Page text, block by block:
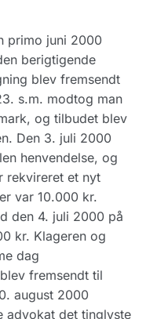
primo juni 2000
berigtigende
blev fremsendt
s.m. modtog man
og tilbudet blev
Den 3. juli 2000
henvendelse, og
rekvireret et nyt
var 10.000 kr.
den 4. juli 2000 på
kr. Klageren og
dag
fremsendt til
august 2000
advokat det tinglyste